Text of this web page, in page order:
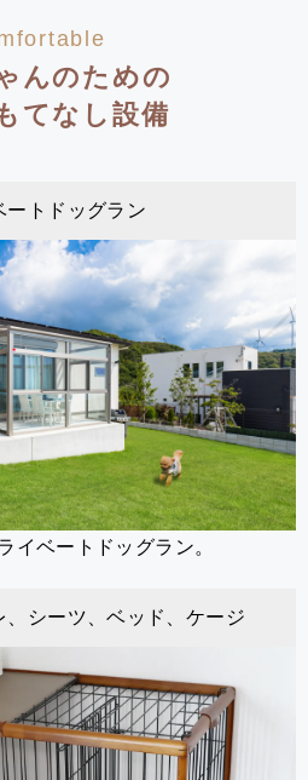
んのための
てなし設備
ートドッグラン
イベートドッグラン。
、シーツ、ベッド、ケージ